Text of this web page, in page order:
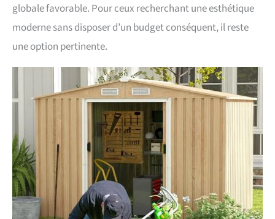
globale favorable. Pour ceux recherchant une esthétique
moderne sans disposer d’un budget conséquent, il reste
une option pertinente.